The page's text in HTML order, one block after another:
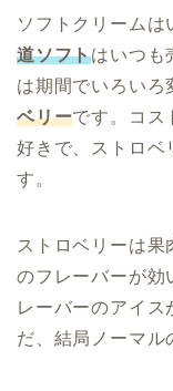
ソフトクリーム
道ソフトはいつも
は期間でいろいろ
ベリーです。コス
好きで、ストロベ
す。
ストロベリーは
のフレーバーが効
レーバーのアイス
だ、結局ノーマル